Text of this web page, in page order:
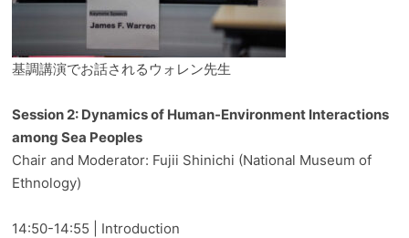
基調講演でお話されるウォレン先生
Session 2: Dynamics of Human-Environment Interactions
among Sea Peoples
Chair and Moderator: Fujii Shinichi (National Museum of
Ethnology)
14:50-14:55 | Introduction